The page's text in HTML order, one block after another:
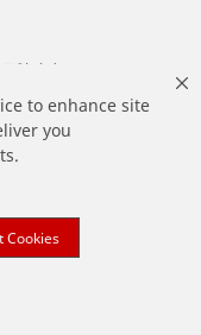
to enhance site
you
Cookies
입니다.